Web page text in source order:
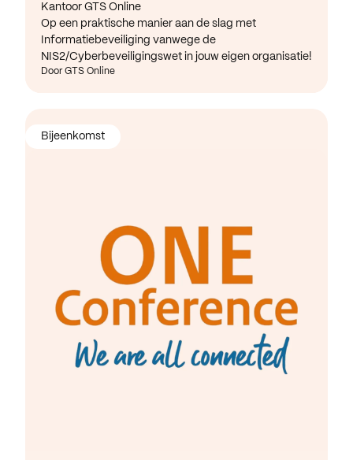
Kantoor GTS Online
Op een praktische manier aan de slag met
Informatiebeveiliging vanwege de
NIS2/Cyberbeveiligingswet in jouw eigen organisatie!
Door GTS Online
Bijeenkomst